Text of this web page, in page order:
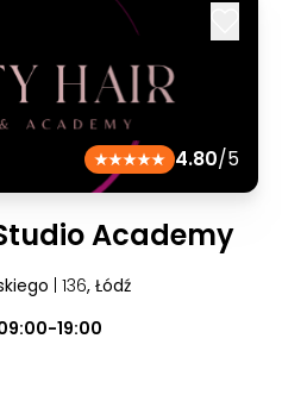
4.80/5
Academy
| 136, Łódź
19:00